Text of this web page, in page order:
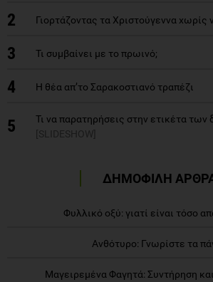
2 Γιορτάζοντας τα Χριστούγεννα
3 Τι συμβαίνει με το πρωινό;
4 Η θέα απ’το Σαρακοστιανό τραπέζι
5
Τι να παρατηρήσεις στην ετικέτα των
[SLIDESHOW]
ΔΗΜΟΦΙΛΗ
Φυλλικό οξύ: γιατί είναι τόσο
Ανθότυρο: Γνωρίστε τα
Μαγειρεμένα Φαγητά: Συντήρηση